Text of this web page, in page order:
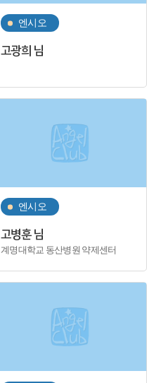
엔시오
고광희 님
엔시오
고병훈 님
계명대학교 동산병원 약제센터